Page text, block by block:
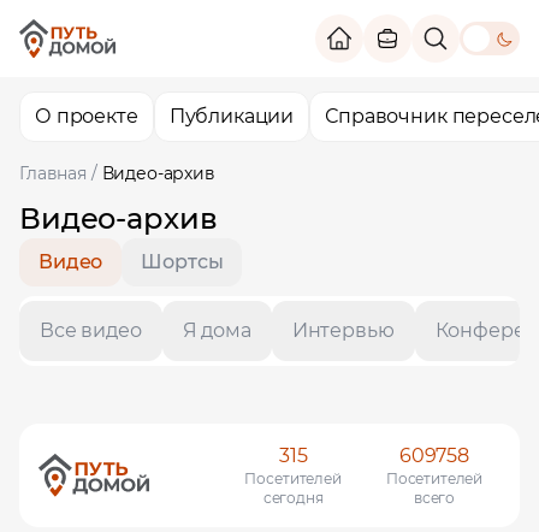
theme
О проекте Публикации Справочник
Главная / Видео-архив
Видео-архив
Видео Шортсы
Все видео Я дома Интервью
315
Посетителей
сегодня
609758
Посетителей
всего
в трудоустройстве
заявку и мы подберем вам доступные варианты
в интересующей вас локации